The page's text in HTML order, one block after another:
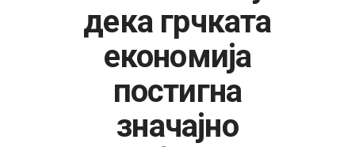
ФИНАНСИИ
БАНКАРСТВО
дека грчката
економија
постигна
значајно